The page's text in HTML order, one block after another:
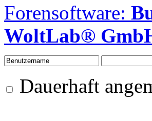
Forensoftware:
WoltLab®
Dauerhaft